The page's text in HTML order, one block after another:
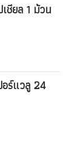
ชียล 1 ม้วน
อร์แวลู 24